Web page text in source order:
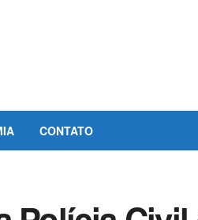
CONTATO